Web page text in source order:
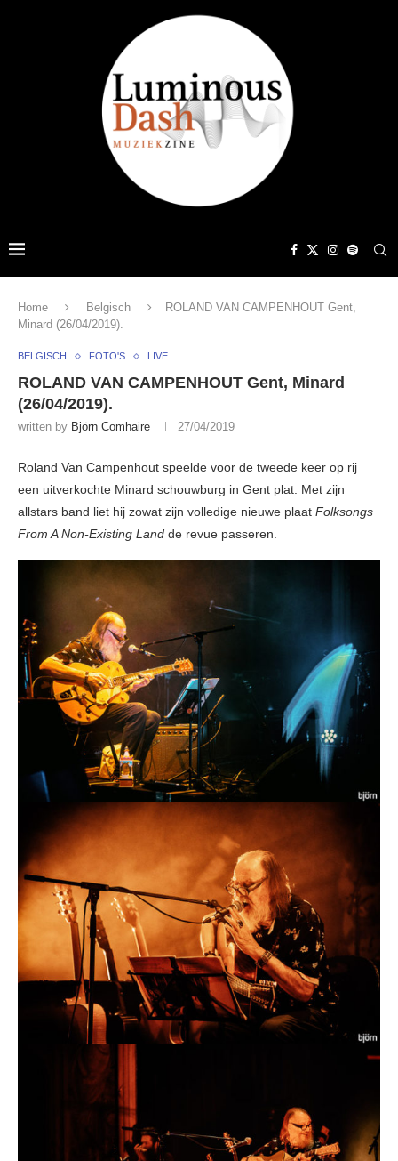
Home Belgisch
ROLAND VAN CAMPENHOUT Gent,
Minard (26/04/2019).
BELGISCH FOTO'S LIVE
ROLAND VAN CAMPENHOUT Gent, Minard
(26/04/2019).
written by Björn Comhaire 27/04/2019
Roland Van Campenhout speelde voor de tweede keer op rij
een uitverkochte Minard schouwburg in Gent plat. Met zijn
allstars band liet hij zowat zijn volledige nieuwe plaat Folksongs
From A Non-Existing Land de revue passeren.